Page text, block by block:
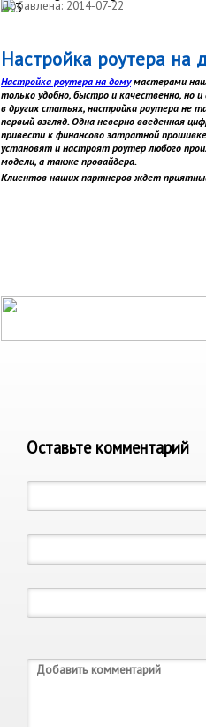
Добавлена: 2014-07-22
Настройка роутера на
Настройка роутера на домумастерами
только удобно, быстро и качественно, но и
в других статьях, настройка роутера не
первый взгляд. Одна неверно введенная
привести к финансово затратной
установят и настроят роутер любого
модели, а также провайдера.
Клиентов наших партнеров ждет
Оставьте комментарий